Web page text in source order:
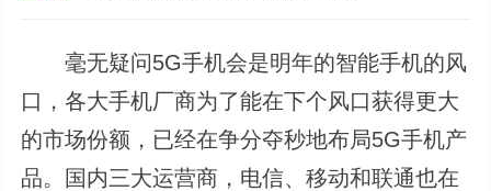
毫无疑问5G手机会是明年的智能手机的风
口，各大手机厂商为了能在下个风口获得更大
的市场份额，已经在争分夺秒地布局5G手机产
品。国内三大运营商，电信、移动和联通也在